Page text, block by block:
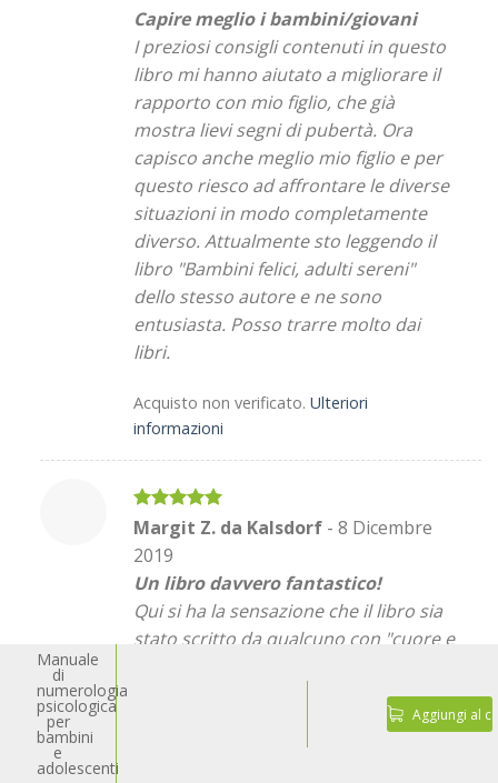
Manuale
di
numerologia
psicologica
per
bambini
e
adolescenti
Aggiungi al
Capire meglio i bambini/giovani
I preziosi consigli contenuti in questo
libro mi hanno aiutato a migliorare il
rapporto con mio figlio, che già
mostra lievi segni di pubertà. Ora
capisco anche meglio mio figlio e per
questo riesco ad affrontare le diverse
situazioni in modo completamente
diverso. Attualmente sto leggendo il
libro "Bambini felici, adulti sereni"
dello stesso autore e ne sono
entusiasta. Posso trarre molto dai
libri.
Acquisto non verificato. Ulteriori
informazioni
Valutato 5
Margit Z. da Kalsdorf - 8 Dicembre
2019
Un libro davvero fantastico!
Qui si ha la sensazione che il libro sia
stato scritto da qualcuno con "cuore e
"psicologi" che si limitano a menare il
can per l'aia, ma da qualcuno che va
davvero al cuore dei problemi! E in